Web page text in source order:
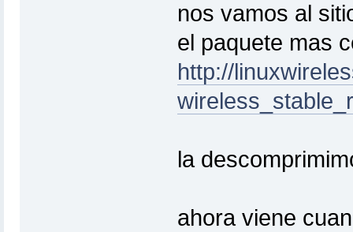
nos vamos al
el paquete mas
http://
la
ahora viene